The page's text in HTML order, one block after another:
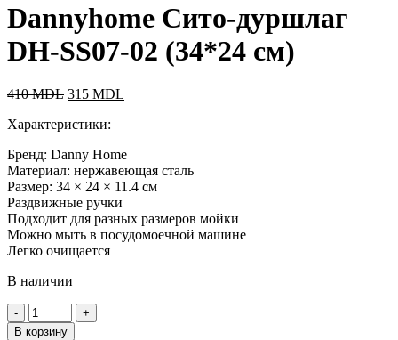
Dannyhome Сито-дуршлаг
DH-SS07-02 (34*24 см)
410MDL 315 MDL
Характеристики:
Бренд: Danny Home
Материал: нержавеющая сталь
Размер: 34 × 24 × 11.4 см
Раздвижные ручки
Подходит для разных размеров мойки
Можно мыть в посудомоечной машине
Легко очищается
В наличии
В корзину